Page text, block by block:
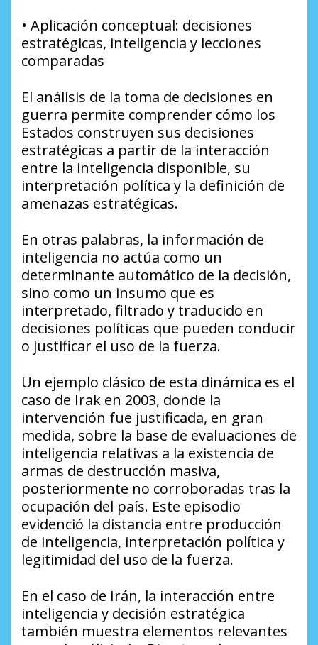
• Aplicación conceptual: decisiones
estratégicas, inteligencia y lecciones
comparadas
El análisis de la toma de decisiones en
guerra permite comprender cómo los
Estados construyen sus decisiones
estratégicas a partir de la interacción
entre la inteligencia disponible, su
interpretación política y la definición de
amenazas estratégicas.
En otras palabras, la información de
inteligencia no actúa como un
determinante automático de la decisión,
sino como un insumo que es
interpretado, filtrado y traducido en
decisiones políticas que pueden conducir
o justificar el uso de la fuerza.
Un ejemplo clásico de esta dinámica es el
caso de Irak en 2003, donde la
intervención fue justificada, en gran
medida, sobre la base de evaluaciones de
inteligencia relativas a la existencia de
armas de destrucción masiva,
posteriormente no corroboradas tras la
ocupación del país. Este episodio
evidenció la distancia entre producción
de inteligencia, interpretación política y
legitimidad del uso de la fuerza.
En el caso de Irán, la interacción entre
inteligencia y decisión estratégica
también muestra elementos relevantes